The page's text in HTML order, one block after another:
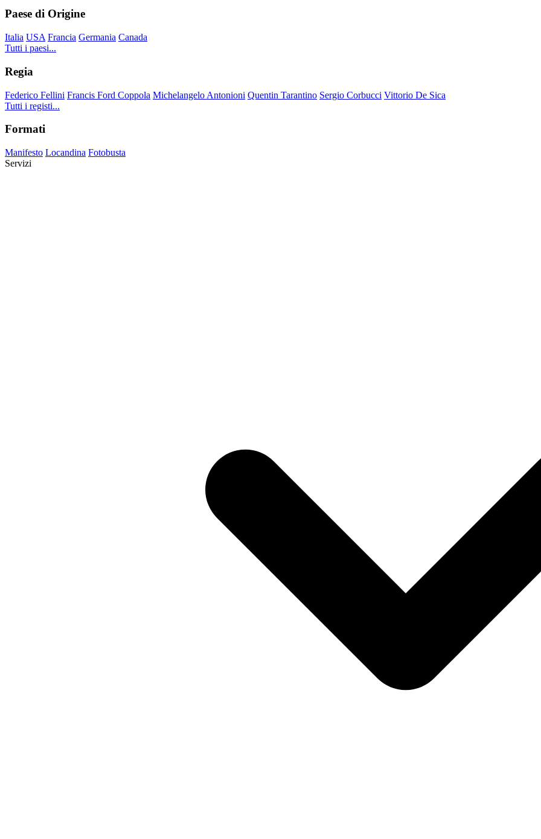
Paese di Origine
Italia USA Francia Germania Canada
Tutti i paesi...
Regia
Federico Fellini Francis Ford Coppola Michelangelo Antonioni Quentin Tarantino Sergio Corbucci Vittorio De Sica
Tutti i registi...
Formati
Manifesto Locandina Fotobusta
Servizi